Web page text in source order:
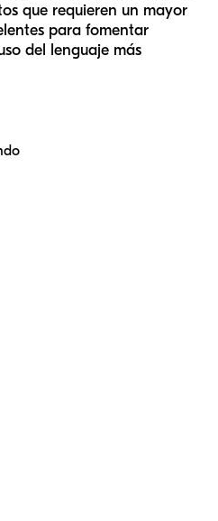
que requieren un mayor
para fomentar
del lenguaje más